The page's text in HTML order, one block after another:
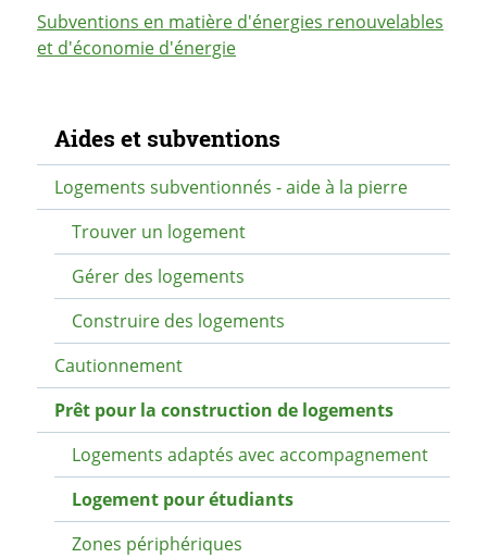
Subventions en matière d'énergies renouvelables
et d'économie d'énergie
Navigation secondaire
Aides et subventions
Logements subventionnés - aide à la pierre
Trouver un logement
Gérer des logements
Construire des logements
Cautionnement
Prêt pour la construction de logements
Logements adaptés avec accompagnement
Logement pour étudiants
Zones périphériques